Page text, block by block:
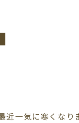
一気に寒くなり